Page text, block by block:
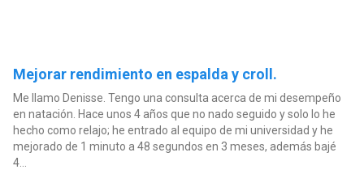
Mejorar rendimiento en espalda y croll.
Me llamo Denisse. Tengo una consulta acerca de mi desempeño
en natación. Hace unos 4 años que no nado seguido y solo lo he
hecho como relajo; he entrado al equipo de mi universidad y he
mejorado de 1 minuto a 48 segundos en 3 meses, además bajé
4...